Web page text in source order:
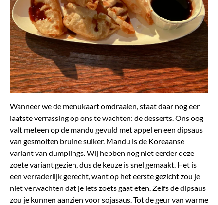
Wanneer we de menukaart omdraaien, staat daar nog een
laatste verrassing op ons te wachten: de desserts. Ons oog
valt meteen op de mandu gevuld met appel en een dipsaus
van gesmolten bruine suiker. Mandu is de Koreaanse
variant van dumplings. Wij hebben nog niet eerder deze
zoete variant gezien, dus de keuze is snel gemaakt. Het is
een verraderlijk gerecht, want op het eerste gezicht zou je
niet verwachten dat je iets zoets gaat eten. Zelfs de dipsaus
zou je kunnen aanzien voor sojasaus. Tot de geur van warme